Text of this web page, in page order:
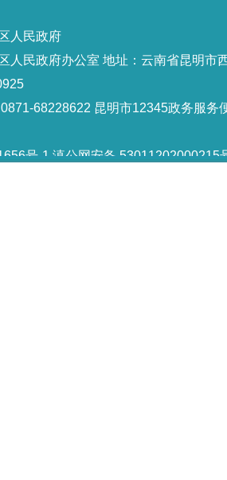
人民政府
人民政府办公室 地址：云南省昆明市
68228622 昆明市12345政务服务
号-1 滇公网安备 53011202000215